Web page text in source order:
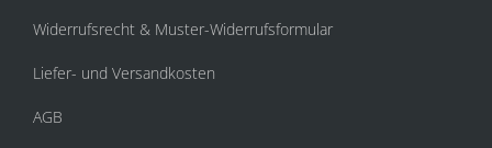
Widerrufsrecht & Muster-Widerrufsformular
Liefer- und Versandkosten
AGB